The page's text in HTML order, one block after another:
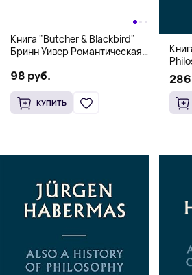
Книга "Butcher & Blackbird"
Бринн Уивер Романтическая
(18+)
98 руб.
КУПИТЬ